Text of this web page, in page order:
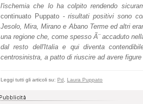
l'ischemia che lo ha colpito rendendo
continuato Puppato -risultati positivi sono
Jesolo, Mira, Mirano e Abano Terme ed altri
una regione che, come spesso Ã¨ accaduto
dal resto dell'Italia e qui diventa
centrosinistra, a patto di riuscire ad avere
Leggi tutti gli articoli su: Pd Laura Puppato